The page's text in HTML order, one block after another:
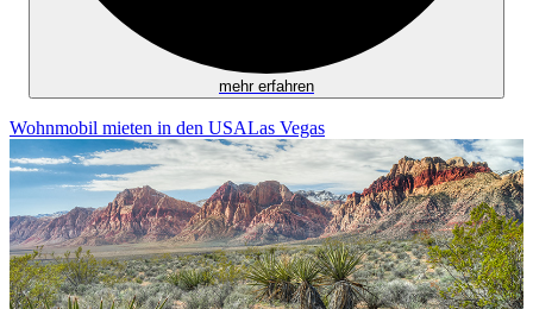
mehr erfahren
Wohnmobil mieten in den USALas Vegas